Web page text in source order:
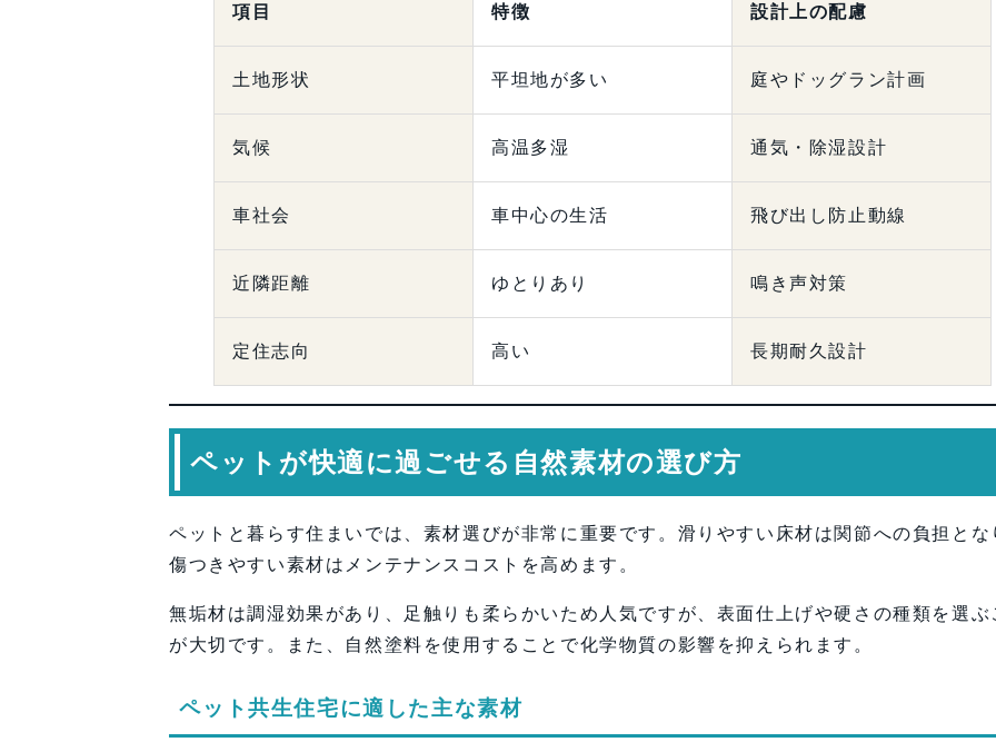
項目 特徴 設計上の配慮
土地形状 平坦地が多い 庭やドッグラン計画
気候 高温多湿 通気・除湿設計
車社会 車中心の生活 飛び出し防止動線
近隣距離 ゆとりあり 鳴き声対策
定住志向 高い 長期耐久設計
ペットが快適に過ごせる自然素材の選び方
ペットと暮らす住まいでは、素材選びが非常に重要です。滑りやすい床材は関節への負担とな
傷つきやすい素材はメンテナンスコストを高めます。
無垢材は調湿効果があり、足触りも柔らかいため人気ですが、表面仕上げや硬さの種類を選ぶ
が大切です。また、自然塗料を使用することで化学物質の影響を抑えられます。
ペット共生住宅に適した主な素材